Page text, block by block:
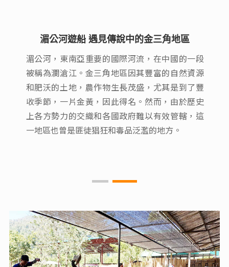
湄公河遊船 遇見傳說中的金三角地區
湄公河，東南亞重要的國際河流，在中國的一段
被稱為瀾滄江。金三角地區因其豐富的自然資源
和肥沃的土地，農作物生長茂盛，尤其是到了豐
收季節，一片金黃，因此得名。然而，由於歷史
上各方勢力的交織和各國政府難以有效管轄，這
一地區也曾是匪徒猖狂和毒品泛濫的地方。
湄公河遊船 遇見傳說中的金三角地區
湄公河，東南亞重要的國際河流，在中國的一段
被稱為瀾滄江。金三角地區因其豐富的自然資源
和肥沃的土地，農作物生長茂盛，尤其是到了豐
收季節，一片金黃，因此得名。然而，由於歷史
上各方勢力的交織和各國政府難以有效管轄，這
一地區也曾是匪徒猖狂和毒品泛濫的地方。